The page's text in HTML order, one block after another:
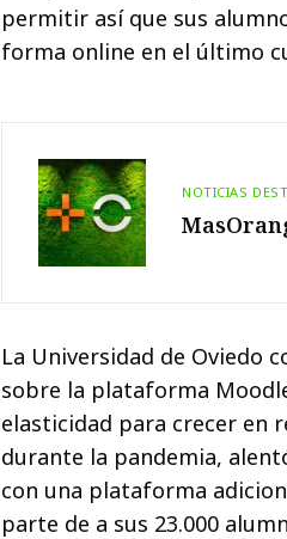
permitir así que sus
forma online en el último
NOTICIAS
La Universidad de Oviedo
sobre la plataforma
elasticidad para crecer en
durante la pandemia,
con una plataforma
parte de a sus 23.000